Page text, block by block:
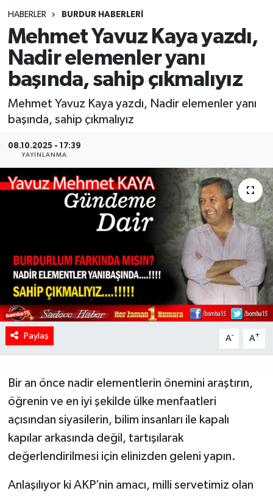
HABERLER BURDUR HABERLERİ
Mehmet Yavuz Kaya yazdı,
Nadir elemenler yanı
başında, sahip çıkmalıyız
Mehmet Yavuz Kaya yazdı, Nadir elemenler yanı
başında, sahip çıkmalıyız
08.10.2025 - 17:39
YAYINLANMA
Paylaş A- A+
Bir an önce nadir elementlerin önemini araştırın,
öğrenin ve en iyi şekilde ülke menfaatleri
açısından siyasilerin, bilim insanları ile kapalı
kapılar arkasında değil, tartışılarak
değerlendirilmesi için elinizden geleni yapın.
Anlaşılıyor ki AKP’nin amacı, milli servetimiz olan
Spor
Tebrik
Türkiye